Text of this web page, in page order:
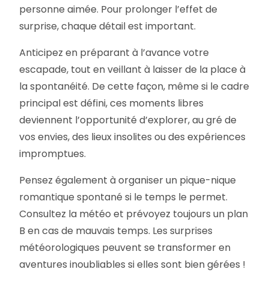
personne aimée. Pour prolonger l’effet de
surprise, chaque détail est important.
Anticipez en préparant à l’avance votre
escapade, tout en veillant à laisser de la place à
la spontanéité. De cette façon, même si le cadre
principal est défini, ces moments libres
deviennent l’opportunité d’explorer, au gré de
vos envies, des lieux insolites ou des expériences
impromptues.
Pensez également à organiser un pique-nique
romantique spontané si le temps le permet.
Consultez la météo et prévoyez toujours un plan
B en cas de mauvais temps. Les surprises
météorologiques peuvent se transformer en
aventures inoubliables si elles sont bien gérées !